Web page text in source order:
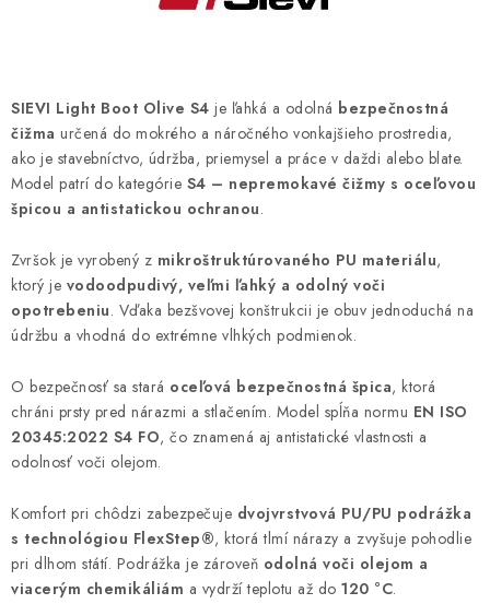
Často kladené otázky
INFORMÁCIE PRE ZÁKAZNÍKOV
SIEVI Light Boot Olive S4 je ľahká a odolná bezpečnostná
čižma určená do mokrého a náročného vonkajšieho prostredia,
ako je stavebníctvo, údržba, priemysel a práce v daždi alebo blate.
Model patrí do kategórie S4 – nepremokavé čižmy s oceľovou
špicou a antistatickou ochranou.
Zvršok je vyrobený z mikroštruktúrovaného PU materiálu,
ktorý je vodoodpudivý, veľmi ľahký a odolný voči
opotrebeniu. Vďaka bezšvovej konštrukcii je obuv jednoduchá na
údržbu a vhodná do extrémne vlhkých podmienok.
O bezpečnosť sa stará oceľová bezpečnostná špica, ktorá
chráni prsty pred nárazmi a stlačením. Model spĺňa normu EN ISO
20345:2022 S4 FO, čo znamená aj antistatické vlastnosti a
odolnosť voči olejom.
Komfort pri chôdzi zabezpečuje dvojvrstvová PU/PU podrážka
s technológiou FlexStep®, ktorá tlmí nárazy a zvyšuje pohodlie
pri dlhom státí. Podrážka je zároveň odolná voči olejom a
viacerým chemikáliám a vydrží teplotu až do 120 °C.